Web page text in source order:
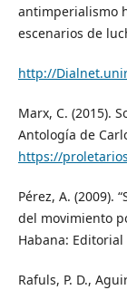
antimperialismo
escenarios de
http://
Marx, C. (2015).
Antología de
https://
Pérez, A. (2009).
del movimiento
Habana: Editorial
Rafuls, P. D.,